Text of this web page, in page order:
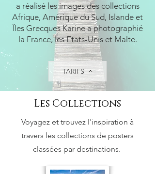
a réalisé les images des collections
Afrique, Amérique du Sud, Islande et
Îles Grecques Karine a photographié
la France, les Etats-Unis et Malte.
TARIFS
Les Collections
Voyagez et trouvez l'inspiration à
travers les collections de posters
classées par destinations.